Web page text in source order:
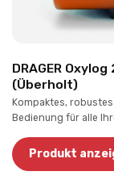
DRAGER
(Überholt)
Kompaktes,
Bedienung für alle
Produkt